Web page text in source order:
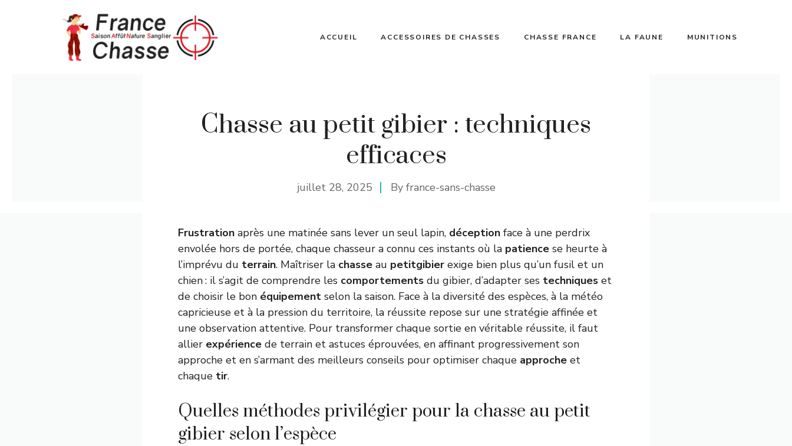
ACCUEIL ACCESSOIRES DE CHASSES CHASSE FRANCE LA FAUNE MUNITIONS
Chasse au petit gibier : techniques
efficaces
juillet 28, 2025 By france-sans-chasse
Frustration après une matinée sans lever un seul lapin, déception face à une perdrix
envolée hors de portée, chaque chasseur a connu ces instants où la patience se heurte à
l’imprévu du terrain. Maîtriser la chasse au petitgibier exige bien plus qu’un fusil et un
chien : il s’agit de comprendre les comportements du gibier, d’adapter ses techniques et
de choisir le bon équipement selon la saison. Face à la diversité des espèces, à la météo
capricieuse et à la pression du territoire, la réussite repose sur une stratégie affinée et
une observation attentive. Pour transformer chaque sortie en véritable réussite, il faut
allier expérience de terrain et astuces éprouvées, en affinant progressivement son
approche et en s’armant des meilleurs conseils pour optimiser chaque approche et
chaque tir.
Quelles méthodes privilégier pour la chasse au petit
gibier selon l’espèce